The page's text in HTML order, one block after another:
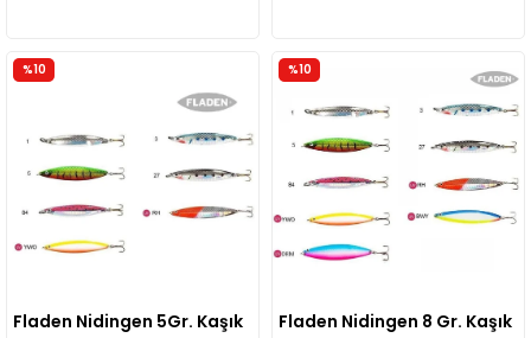
Fladen Nidingen 5Gr. Kaşık
%10
Fladen Nidingen 8 Gr. Kaşık
%10